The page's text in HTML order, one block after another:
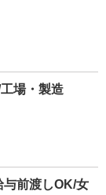
場・製造
与前渡しOK/女